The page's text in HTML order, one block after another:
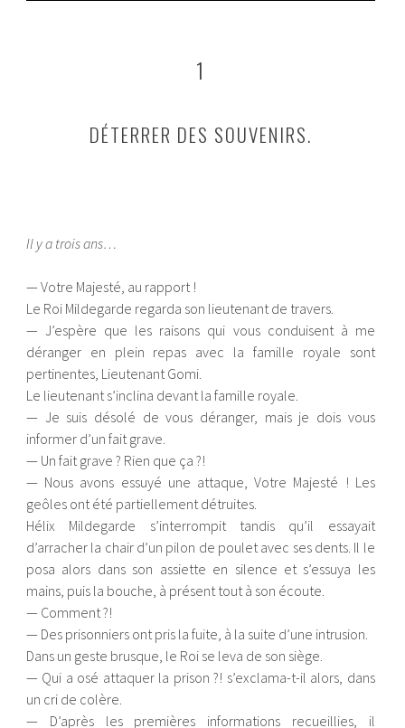
1
DÉTERRER DES SOUVENIRS.
Il y a trois ans…
— Votre Majesté, au rapport !
Le Roi Mildegarde regarda son lieutenant de travers.
— J’espère que les raisons qui vous conduisent à me
déranger en plein repas avec la famille royale sont
pertinentes, Lieutenant Gomi.
Le lieutenant s’inclina devant la famille royale.
— Je suis désolé de vous déranger, mais je dois vous
informer d’un fait grave.
— Un fait grave ? Rien que ça ?!
— Nous avons essuyé une attaque, Votre Majesté ! Les
geôles ont été partiellement détruites.
Hélix Mildegarde s’interrompit tandis qu’il essayait
d’arracher la chair d’un pilon de poulet avec ses dents. Il le
posa alors dans son assiette en silence et s’essuya les
mains, puis la bouche, à présent tout à son écoute.
— Comment ?!
— Des prisonniers ont pris la fuite, à la suite d’une intrusion.
Dans un geste brusque, le Roi se leva de son siège.
— Qui a osé attaquer la prison ?! s’exclama-t-il alors, dans
un cri de colère.
— D’après les premières informations recueillies, il